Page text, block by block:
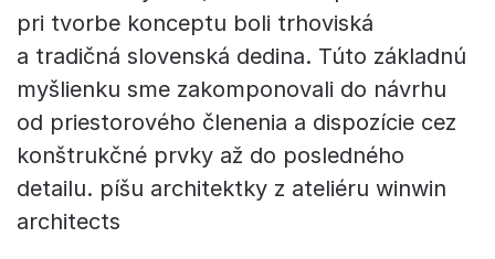
pri tvorbe konceptu boli trhoviská
a tradičná slovenská dedina. Túto základnú
myšlienku sme zakomponovali do návrhu
od priestorového členenia a dispozície cez
konštrukčné prvky až do posledného
detailu. píšu architektky z ateliéru winwin
architects